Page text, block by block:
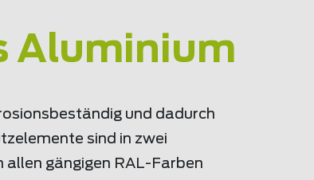
Aluminium
und dadurch
sind in zwei
gängigen RAL-Farben